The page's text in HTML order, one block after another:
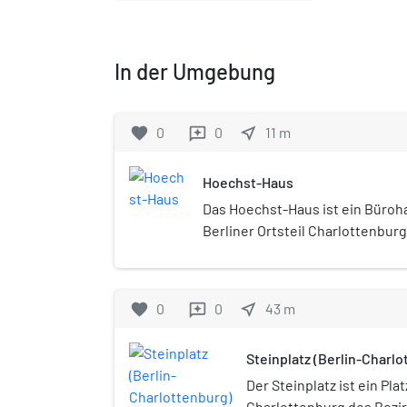
In der Umgebung
favorite 0 reviews 0 near_me 11 m
Hoechst-Haus
Das Hoechst-Haus ist ein
Berliner Ortsteil
Hans Geber und Otto Risse für
fertiggestellt.
favorite 0 reviews 0 near_me 43 m
Steinplatz (Berlin-
Der Steinplatz ist ein